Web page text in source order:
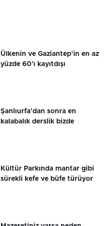
Ülkenin ve Gaziantep'in en az
yüzde 60’ı kayıtdışı
Şanlıurfa'dan sonra en
kalabalık derslik bizde
Kültür Parkında mantar gibi
sürekli kefe ve büfe türüyor